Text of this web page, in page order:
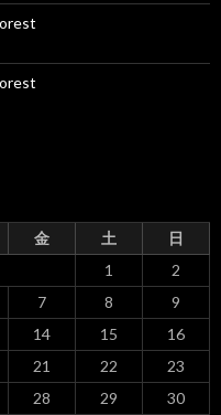
金 土
日
1
2
7 8
9
14 15
16
21 22
23
28 29 30